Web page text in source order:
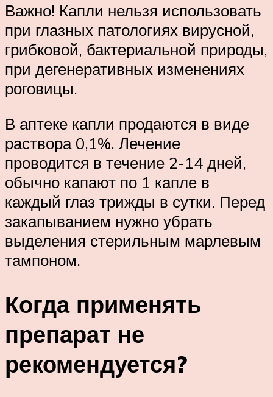
Важно! Капли нельзя использовать
при глазных патологиях вирусной,
грибковой, бактериальной природы,
при дегенеративных изменениях
роговицы.
В аптеке капли продаются в виде
раствора 0,1%. Лечение
проводится в течение 2-14 дней,
обычно капают по 1 капле в
каждый глаз трижды в сутки. Перед
закапыванием нужно убрать
выделения стерильным марлевым
тампоном.
Когда применять
препарат не
рекомендуется?